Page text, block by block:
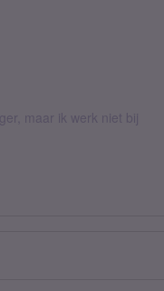
maar ik werk niet bij